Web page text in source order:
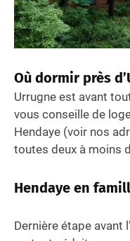
Où dormir près
Urrugne est avant
vous conseille de
Hendaye (voir nos
toutes deux à moins
Hendaye en
Dernière étape avant